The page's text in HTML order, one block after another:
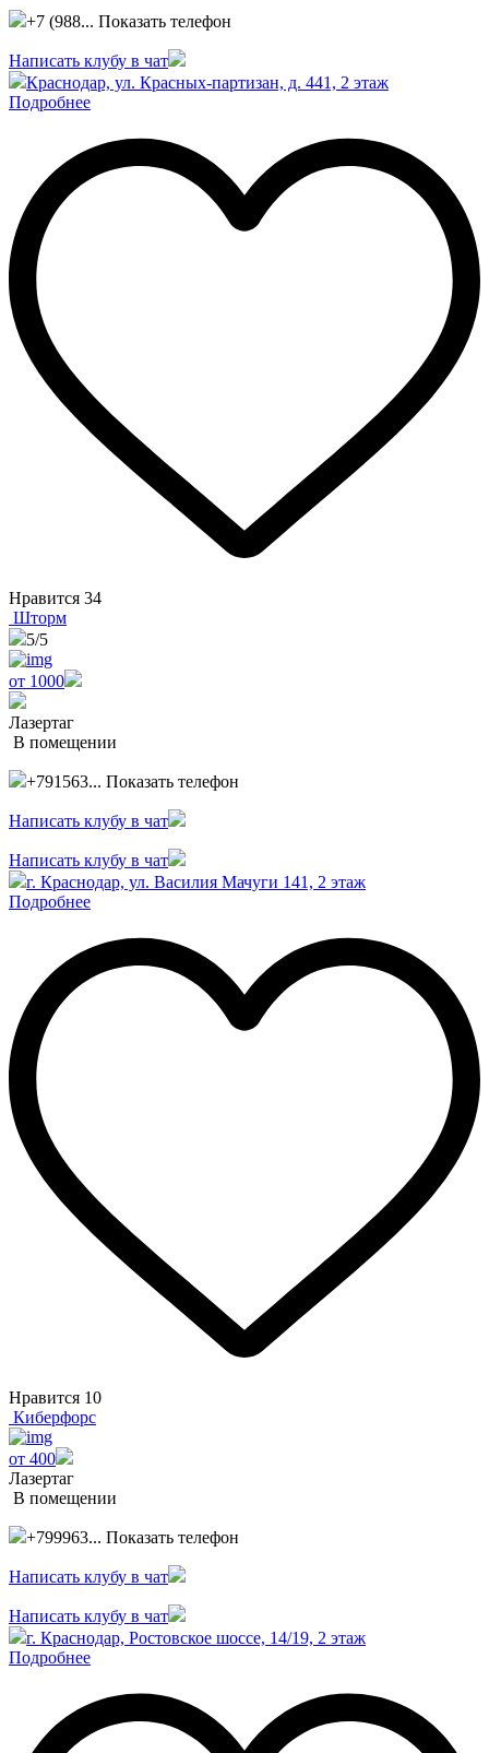
+7 (988... Показать телефон
Написать клубу в чат
Краснодар, ул. Красных-партизан, д. 441, 2 этаж
Подробнее
Нравится 34
Шторм
5/5
от 1000
Лазертаг
В помещении
+791563... Показать телефон
Написать клубу в чат
Написать клубу в чат
г. Краснодар, ул. Василия Мачуги 141, 2 этаж
Подробнее
Нравится 10
Киберфорс
от 400
Лазертаг
В помещении
+799963... Показать телефон
Написать клубу в чат
Написать клубу в чат
г. Краснодар, Ростовское шоссе, 14/19, 2 этаж
Подробнее